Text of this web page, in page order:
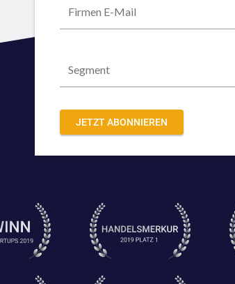
JETZT ABONNIEREN